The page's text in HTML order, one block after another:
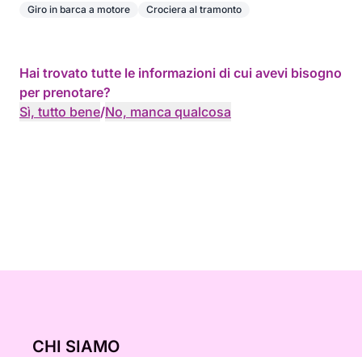
Giro in barca a motore Crociera al tramonto
Hai trovato tutte le informazioni di cui avevi bisogno
per prenotare?
Sì, tutto bene/No, manca qualcosa
CHI SIAMO